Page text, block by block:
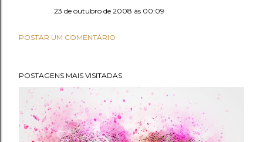
23 de outubro de 2008 às 00:09
POSTAR UM COMENTÁRIO
POSTAGENS MAIS VISITADAS